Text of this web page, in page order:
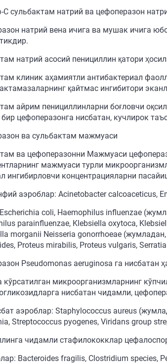
С сульбактам натрий ва цефоперазон
натрий вена ичига ва мушак ичига
натрий асосий пенициллин қатори
клиник аҳамиятли антибактериал
қайтмас ингибитори
айрим пенициллинларни боғловчи
цефоперазонга нисбатан, кучлирок
ва сульбактам мажмуаси
ва цефоперазонни Мажмуаси
мажмуаси турли
ингибирловчи концентрацияларни
аэроблар: Acinetobacter calcoaceticus,
coli, Haemophilus influenzae
parainfluenzae, Klebsiella oxytoca,
morganii Neisseria gonorrhoeae
Proteus mirabilis, Proteus vulgaris,
Pseudomonas aeruginosa га нисбатан
кўрсатилган микроорганизмларнинг
нисбатан чидамли,
аэроблар: Staphylococcus aureus
Streptococcus pyogenes, Viridans group
чидамли стафилококклар
Bacteroides fragilis, Clostridium species,